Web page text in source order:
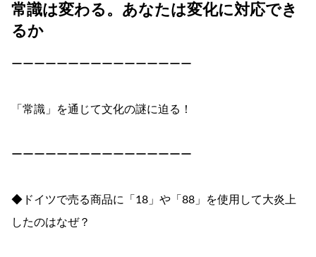
常識は変わる。あなたは変化に対応でき
るか
ーーーーーーーーーーーーーーーー
「常識」を通じて文化の謎に迫る！
ーーーーーーーーーーーーーーーー
◆ドイツで売る商品に「18」や「88」を使用して大炎上
したのはなぜ？